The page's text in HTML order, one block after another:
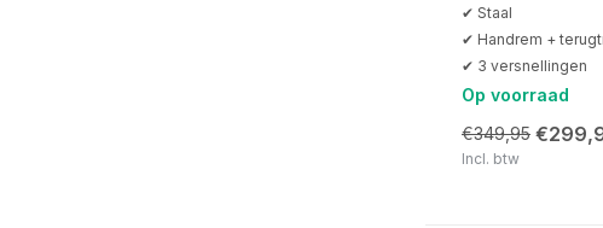
✔ Staal
✔ Handrem +
✔ 3 versnellingen
Op voorraad
€349,95
Incl. btw